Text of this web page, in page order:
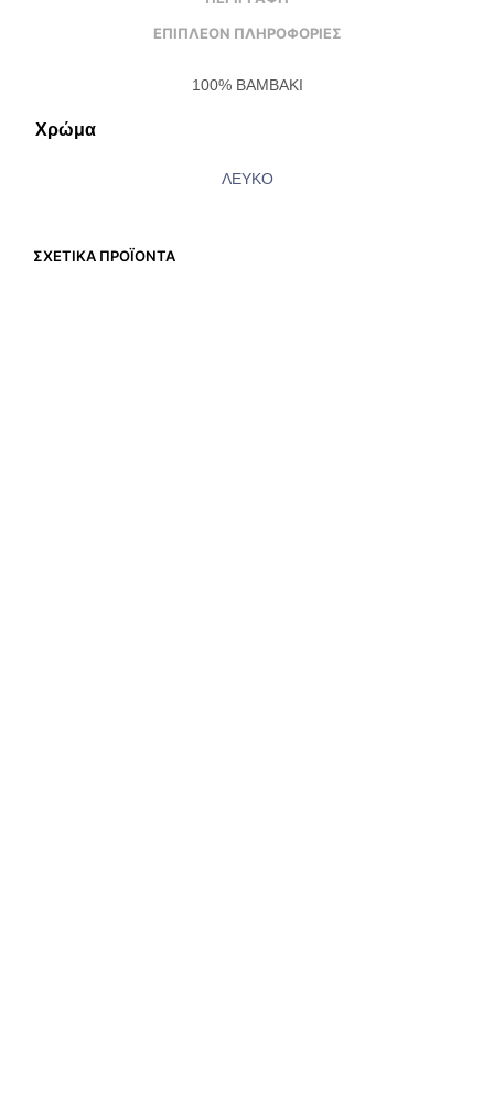
ΕΠΙΠΛΈΟΝ ΠΛΗΡΟΦΟΡΊΕΣ
100% ΒΑΜΒΑΚΙ
Χρώμα
ΛΕΥΚΟ
ΣΧΕΤΙΚΆ ΠΡΟΪΌΝΤΑ